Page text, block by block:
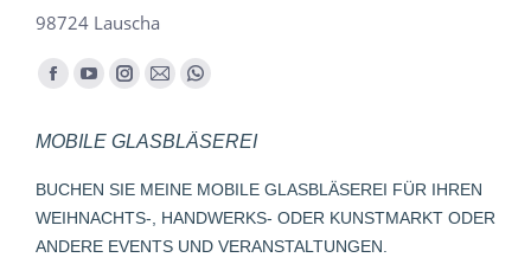
98724 Lauscha
Finden Sie uns auf:
Facebook
opens
in
new
window
YouTube
opens
in
new
window
Instagram
opens
in
new
window
E-
page
opens
in
new
Whatsapp
opens
in
new
window
MOBILE GLASBLÄSEREI
BUCHEN SIE MEINE MOBILE GLASBLÄSEREI FÜR IHREN
WEIHNACHTS-, HANDWERKS- ODER KUNSTMARKT ODER
ANDERE EVENTS UND VERANSTALTUNGEN.